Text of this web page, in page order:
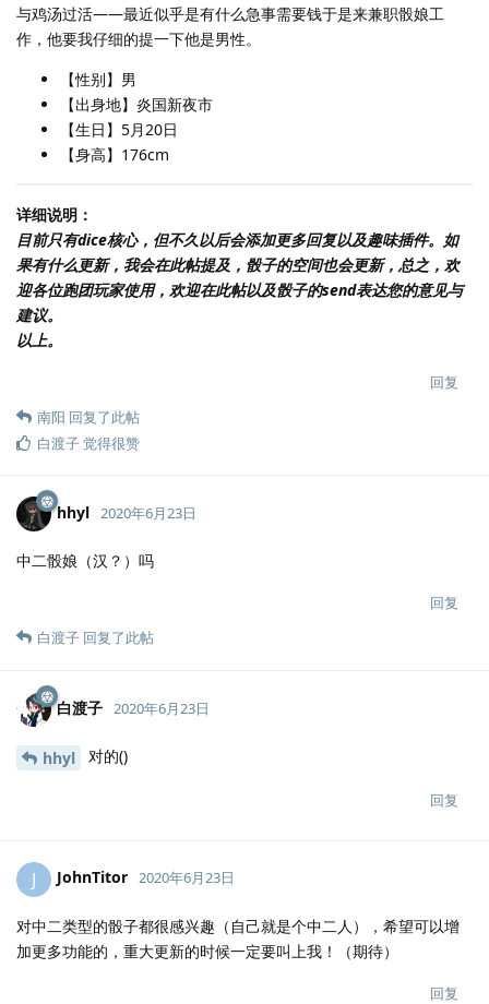
与鸡汤过活——最近似乎是有什么急事需要钱于是来兼职骰娘工
作，他要我仔细的提一下他是男性。
【性别】男
【出身地】炎国新夜市
【生日】5月20日
【身高】176cm
详细说明：
目前只有dice核心，但不久以后会添加更多回复以及趣味插件。如
果有什么更新，我会在此帖提及，骰子的空间也会更新，总之，欢
迎各位跑团玩家使用，欢迎在此帖以及骰子的send表达您的意见与
建议。
以上。
回复
南阳 回复了此帖
白渡子觉得很赞
hhyl 2020年6月23日
中二骰娘（汉？）吗
回复
白渡子 回复了此帖
白渡子 2020年6月23日
hhyl 对的()
回复
J JohnTitor 2020年6月23日
对中二类型的骰子都很感兴趣（自己就是个中二人），希望可以增
加更多功能的，重大更新的时候一定要叫上我！（期待）
回复